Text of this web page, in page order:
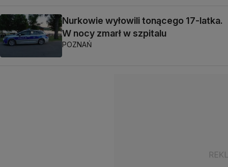
Nurkowie wyłowili tonącego 17-latka.
W nocy zmarł w szpitalu
POZNAŃ